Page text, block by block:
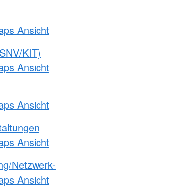
Ansicht
KIT)
Ansicht
Ansicht
Ansicht
Netzwerk-
Ansicht